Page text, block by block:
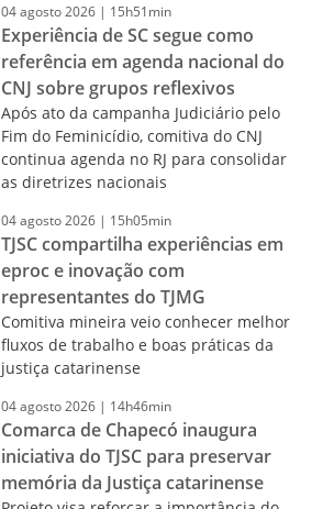
04agosto2026 | 15h51min
Experiência de SC segue como
referência em agenda nacional do
CNJ sobre grupos reflexivos
Após ato da campanha Judiciário pelo
Fim do Feminicídio, comitiva do CNJ
continua agenda no RJ para consolidar
as diretrizes nacionais
04agosto2026 | 15h05min
TJSC compartilha experiências em
eproc e inovação com
representantes do TJMG
Comitiva mineira veio conhecer melhor
fluxos de trabalho e boas práticas da
justiça catarinense
04agosto2026 | 14h46min
Comarca de Chapecó inaugura
iniciativa do TJSC para preservar
memória da Justiça catarinense